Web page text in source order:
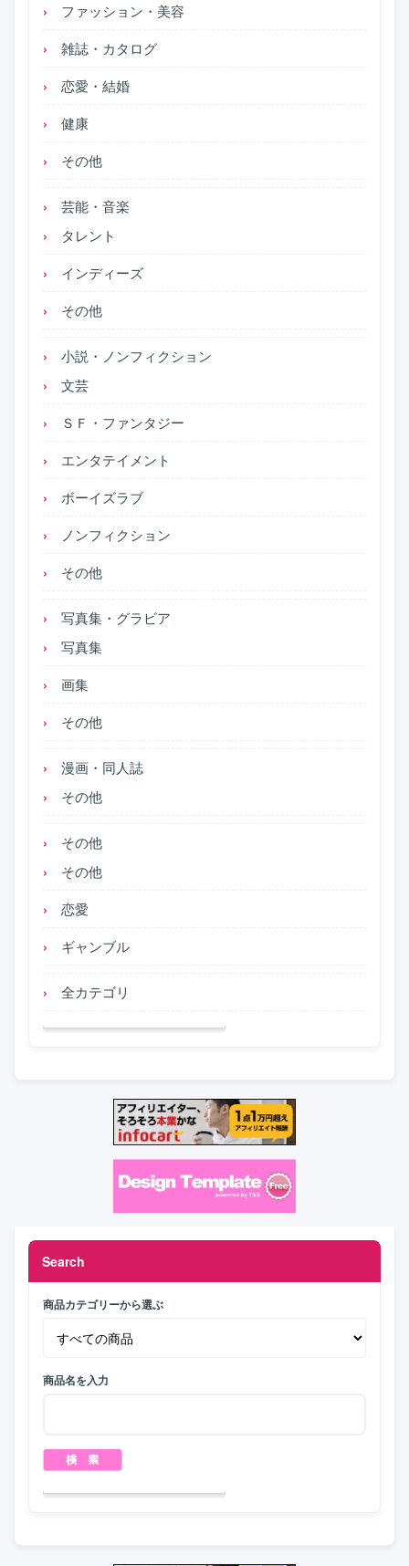
ファッション・美容
雑誌・カタログ
恋愛・結婚
健康
その他
芸能・音楽
タレント
インディーズ
その他
小説・ノンフィクション
文芸
ＳＦ・ファンタジー
エンタテイメント
ボーイズラブ
ノンフィクション
その他
写真集・グラビア
写真集
画集
その他
漫画・同人誌
その他
その他
その他
恋愛
ギャンブル
全カテゴリ
Search
商品カテゴリーから選ぶ
商品名を入力